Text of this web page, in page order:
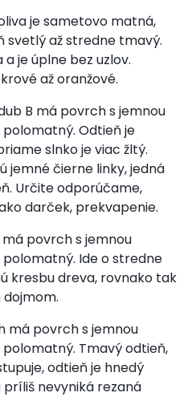
je sametovo matná,
svetlý až stredne tmavý.
je úplne bez uzlov.
až oranžové.
B má povrch s jemnou
Odtieň je
slnko je viac žltý.
jemné čierne linky, jedná
Určite odporúčame,
darček, prekvapenie.
povrch s jemnou
Ide o stredne
kresbu dreva, rovnako tak
dojmom.
má povrch s jemnou
Tmavý odtieň,
odtieň je hnedý
nevyniká rezaná